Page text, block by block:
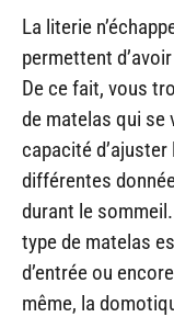
La literie
permettent
De ce fait, vous
de matelas qui se
capacité
différentes
durant le
type de matelas
d’entrée ou
même, la